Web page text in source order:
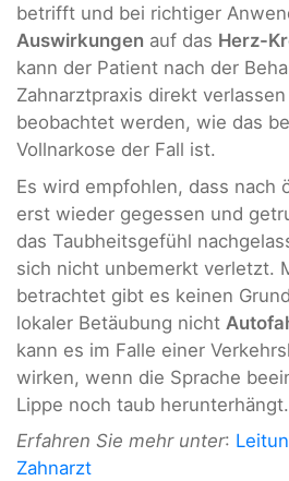
betrifft und bei richtiger
Auswirkungen auf das Herz-
kann der Patient nach der
Zahnarztpraxis direkt
beobachtet werden, wie das
Vollnarkose der Fall ist.
Es wird empfohlen, dass nach
erst wieder gegessen und
das Taubheitsgefühl
sich nicht unbemerkt verletzt.
betrachtet gibt es keinen
lokaler Betäubung nicht
kann es im Falle einer
wirken, wenn die Sprache
Lippe noch taub herunterhängt.
Erfahren Sie mehr unter:
Zahnarzt